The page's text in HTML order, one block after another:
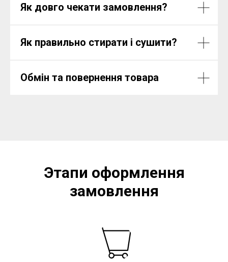
Як довго чекати замовлення?
Як правильно стирати і сушити?
Обмін та повернення товара
Этапи оформлення
замовлення